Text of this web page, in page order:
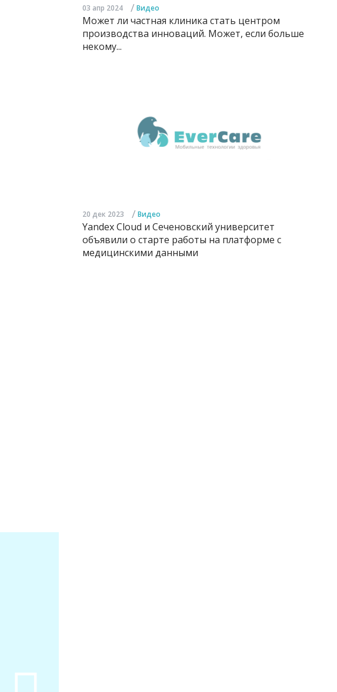
03 апр 2024 / Видео
Может ли частная клиника стать центром
производства инноваций. Может, если больше
некому...
20 дек 2023 / Видео
Yandex Cloud и Сеченовский университет
объявили о старте работы на платформе с
медицинскими данными